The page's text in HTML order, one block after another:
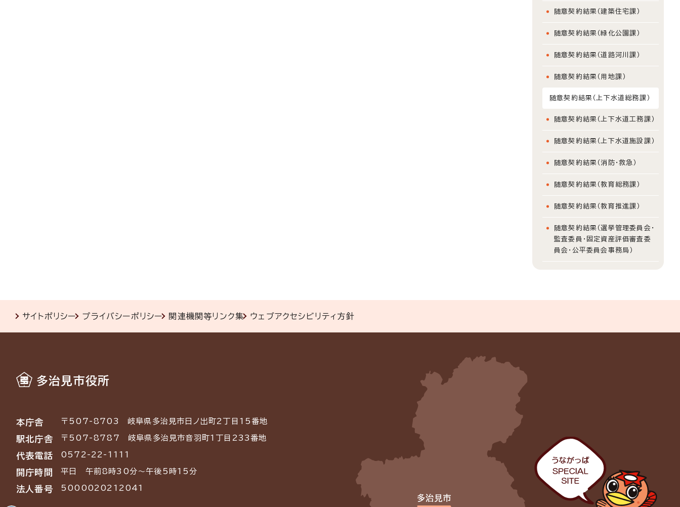
随意契約結果（建築住宅課）
随意契約結果（緑化公園課）
随意契約結果（道路河川課）
随意契約結果（用地課）
随意契約結果（上下水道総務課）
随意契約結果（上下水道工務課）
随意契約結果（上下水道施設課）
随意契約結果（消防・救急）
随意契約結果（教育総務課）
随意契約結果（教育推進課）
随意契約結果（選挙管理委員会・
監査委員・固定資産評価審査委
員会・公平委員会事務局）
サイトポリシー プライバシーポリシー 関連機関等リンク集 ウェブアクセシビリティ方針
多治見市役所
本庁舎 〒507-8703 岐阜県多治見市日ノ出町2丁目15番地
駅北庁舎 〒507-8787 岐阜県多治見市音羽町1丁目233番地
代表電話 0572-22-1111
開庁時間 平日 午前8時30分～午後5時15分
法人番号 5000020212041